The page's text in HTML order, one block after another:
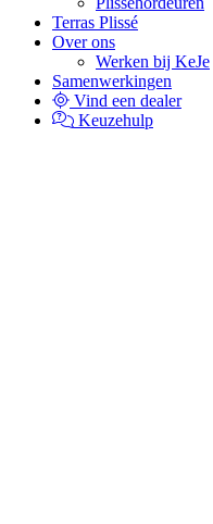
Terras Plissé
Over ons
Werken bij KeJe
Samenwerkingen
Vind een dealer
Keuzehulp